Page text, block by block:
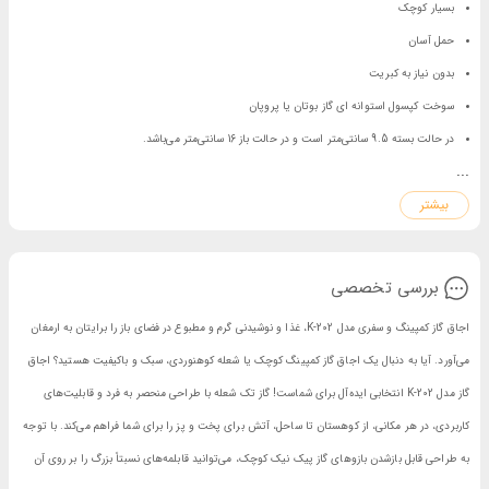
بسیار کوچک
حمل آسان
بدون نیاز به کبریت
سوخت کپسول استوانه ای گاز بوتان یا پروپان
در حالت بسته 9.5 سانتی‌متر است و در حالت باز 16 سانتی‌متر می‌باشد.
از آلیاژ آلومینیوم و فولاد ضد زنگ ساخته شده است.
...
بیشتر
بررسی تخصصی
اجاق گاز کمپینگ و سفری مدل K-202، غذا و نوشیدنی گرم و مطبوع در فضای باز را برایتان به ارمغان
می‌آورد. آیا به دنبال یک اجاق گاز کمپینگ کوچک یا شعله کوهنوردی، سبک و باکیفیت هستید؟ اجاق
گاز مدل K-202 انتخابی ایده‌آل برای شماست! گاز تک شعله با طراحی منحصر به فرد و قابلیت‌های
کاربردی، در هر مکانی، از کوهستان تا ساحل، آتش برای پخت و پز را برای شما فراهم می‌کند. با توجه
به طراحی قابل بازشدن بازوهای گاز پیک نیک کوچک، می‌توانید قابلمه‌های نسبتاً بزرگ را بر روی آن